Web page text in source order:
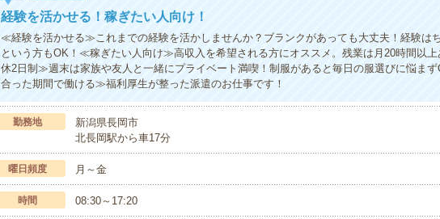
経験を活かせる！稼ぎたい人向け！
≪経験を活かせる≫これまでの経験を活かしませんか？ブランクがあっても大丈夫！経験は
という方もOK！≪稼ぎたい人向け≫高収入を希望される方にオススメ。残業は月20時間以
休2日制≫週末は家族や友人と一緒にプライベート満喫！制服があると毎日の服選びに悩ま
合った期間で働ける≫福利厚生が整った派遣のお仕事です！
勤務地
新潟県長岡市
北長岡駅から車17分
曜日頻度 月～金
時間 08:30～17:20